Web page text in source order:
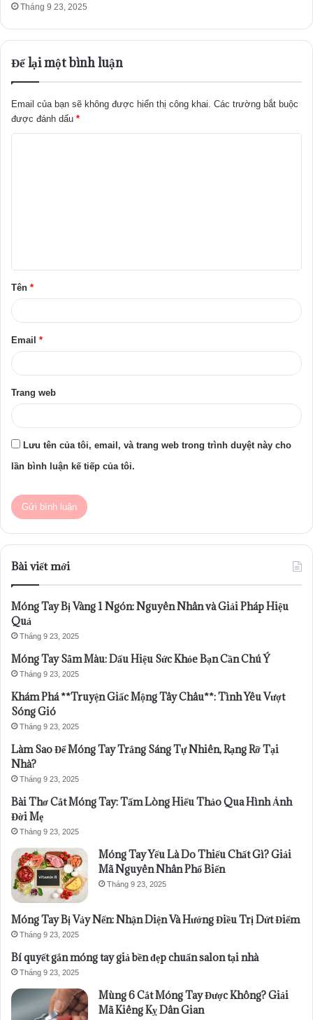
Tháng 9 23, 2025
Để lại một bình luận
Email của bạn sẽ không được hiển thị công khai. Các trường bắt buộc
được đánh dấu *
ậ
n
Tên *
Email *
Trang web
Lưu tên của tôi, email, và trang web trong trình duyệt này cho
lần bình luận kế tiếp của tôi.
Bài viết mới
Móng Tay Bị Vàng 1 Ngón: Nguyên Nhân và Giải Pháp Hiệu
Quả
Tháng 9 23, 2025
Móng Tay Sẫm Màu: Dấu Hiệu Sức Khỏe Bạn Cần Chú Ý
Tháng 9 23, 2025
Khám Phá **Truyện Giấc Mộng Tây Châu**: Tình Yêu Vượt
Sóng Gió
Tháng 9 23, 2025
Làm Sao Để Móng Tay Trắng Sáng Tự Nhiên, Rạng Rỡ Tại
Nhà?
Tháng 9 23, 2025
Bài Thơ Cắt Móng Tay: Tấm Lòng Hiếu Thảo Qua Hình Ảnh
Đời Mẹ
Tháng 9 23, 2025
Móng Tay Yếu Là Do Thiếu Chất Gì? Giải
Mã Nguyên Nhân Phổ Biến
Tháng 9 23, 2025
Móng Tay Bị Vảy Nến: Nhận Diện Và Hướng Điều Trị Dứt Điểm
Tháng 9 23, 2025
Bí quyết gắn móng tay giả bền đẹp chuẩn salon tại nhà
Tháng 9 23, 2025
Mùng 6 Cắt Móng Tay Được Không? Giải
Mã Kiêng Kỵ Dân Gian